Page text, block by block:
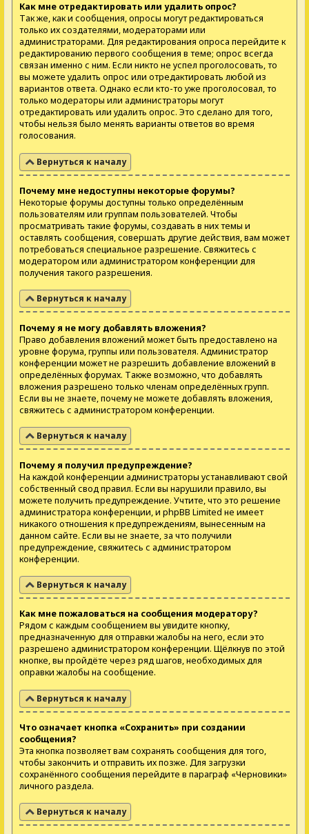
Как мне отредактировать или удалить опрос?
Так же, как и сообщения, опросы могут редактироваться
только их создателями, модераторами или
администраторами. Для редактирования опроса перейдите к
редактированию первого сообщения в теме; опрос всегда
связан именно с ним. Если никто не успел проголосовать, то
вы можете удалить опрос или отредактировать любой из
вариантов ответа. Однако если кто-то уже проголосовал, то
только модераторы или администраторы могут
отредактировать или удалить опрос. Это сделано для того,
чтобы нельзя было менять варианты ответов во время
голосования.
Вернуться к началу
Почему мне недоступны некоторые форумы?
Некоторые форумы доступны только определённым
пользователям или группам пользователей. Чтобы
просматривать такие форумы, создавать в них темы и
оставлять сообщения, совершать другие действия, вам может
потребоваться специальное разрешение. Свяжитесь с
модератором или администратором конференции для
получения такого разрешения.
Вернуться к началу
Почему я не могу добавлять вложения?
Право добавления вложений может быть предоставлено на
уровне форума, группы или пользователя. Администратор
конференции может не разрешить добавление вложений в
определённых форумах. Также возможно, что добавлять
вложения разрешено только членам определённых групп.
Если вы не знаете, почему не можете добавлять вложения,
свяжитесь с администратором конференции.
Вернуться к началу
Почему я получил предупреждение?
На каждой конференции администраторы устанавливают свой
собственный свод правил. Если вы нарушили правило, вы
можете получить предупреждение. Учтите, что это решение
администратора конференции, и phpBB Limited не имеет
никакого отношения к предупреждениям, вынесенным на
данном сайте. Если вы не знаете, за что получили
предупреждение, свяжитесь с администратором
конференции.
Вернуться к началу
Как мне пожаловаться на сообщения модератору?
Рядом с каждым сообщением вы увидите кнопку,
предназначенную для отправки жалобы на него, если это
разрешено администратором конференции. Щёлкнув по этой
кнопке, вы пройдёте через ряд шагов, необходимых для
оправки жалобы на сообщение.
Вернуться к началу
Что означает кнопка «Сохранить» при создании
сообщения?
Эта кнопка позволяет вам сохранять сообщения для того,
чтобы закончить и отправить их позже. Для загрузки
сохранённого сообщения перейдите в параграф «Черновики»
личного раздела.
Вернуться к началу